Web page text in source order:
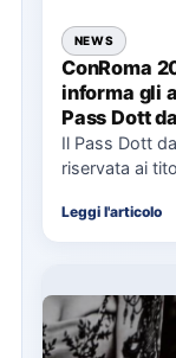
NEWS
ConRoma
informa gli
Pass Dott
cosa
Il Pass Dott
riservata ai
Leggi l'articolo